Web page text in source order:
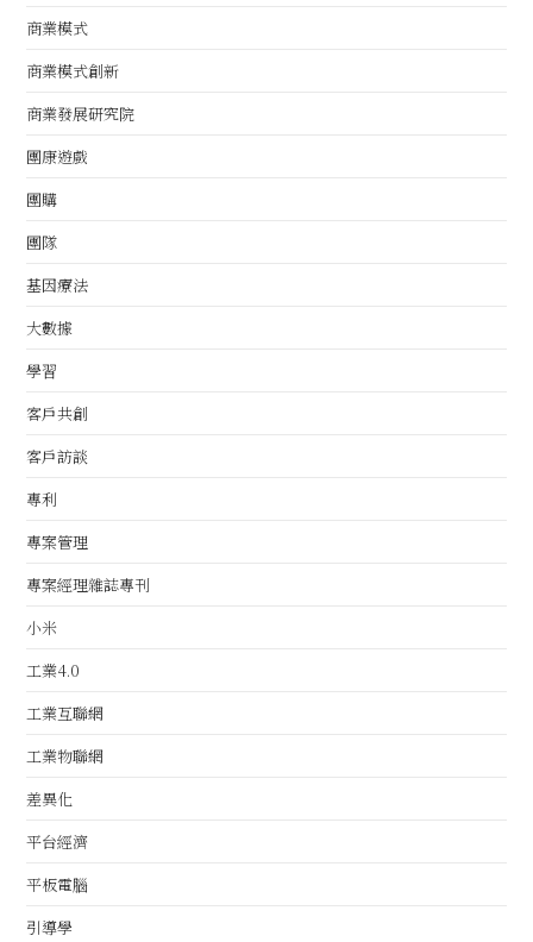
商業模式
商業模式創新
商業發展研究院
團康遊戲
團購
團隊
基因療法
大數據
學習
客戶共創
客戶訪談
專利
專案管理
專案經理雜誌專刊
小米
工業4.0
工業互聯網
工業物聯網
差異化
平台經濟
平板電腦
引導學